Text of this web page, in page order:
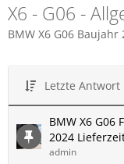
X6 - G06 -
BMW X6 G06 Baujahr
Letzte Antwort
BMW X6 G06
2024
admin